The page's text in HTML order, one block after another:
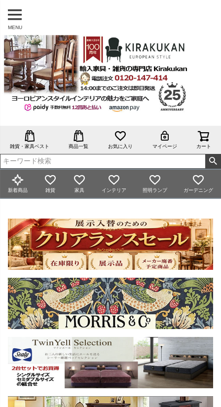
MENU
雑貨・家具ベスト 商品一覧 お気に入り マイページ カート
新着商品 雑貨 家具 インテリア 照明ランプ ガーデニング